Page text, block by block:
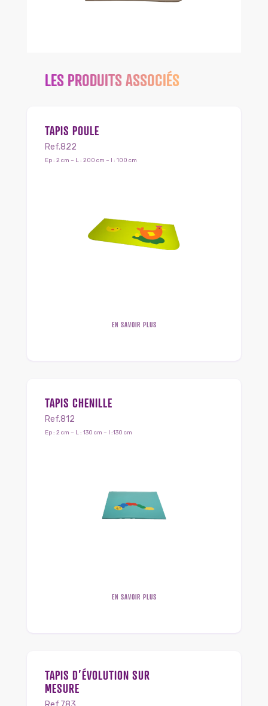
LES PRODUITS ASSOCIÉS
TAPIS POULE
Ref.822
Ep : 2 cm – L : 200 cm – l : 100 cm
EN SAVOIR PLUS
TAPIS CHENILLE
Ref.812
Ep : 2 cm – L : 130 cm – l :130 cm
EN SAVOIR PLUS
TAPIS D’ÉVOLUTION SUR
MESURE